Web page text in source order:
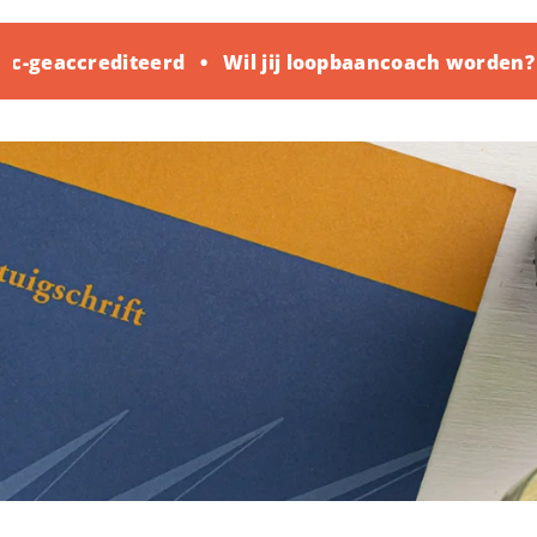
geaccrediteerd Wil jij loopbaancoach